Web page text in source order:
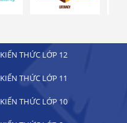
KIẾN THỨC LỚP 12
KIẾN THỨC LỚP 11
KIẾN THỨC LỚP 10